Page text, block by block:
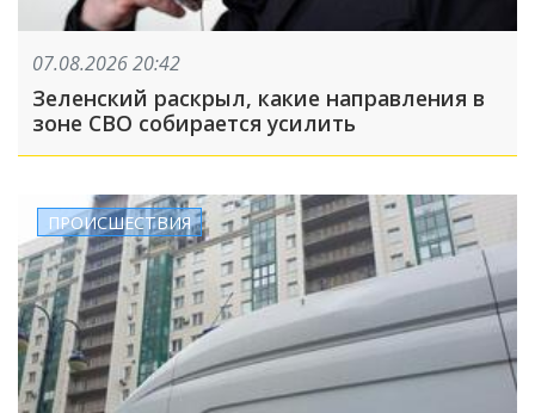
07.08.2026 20:42
Зеленский раскрыл, какие направления в
зоне СВО собирается усилить
ПРОИСШЕСТВИЯ